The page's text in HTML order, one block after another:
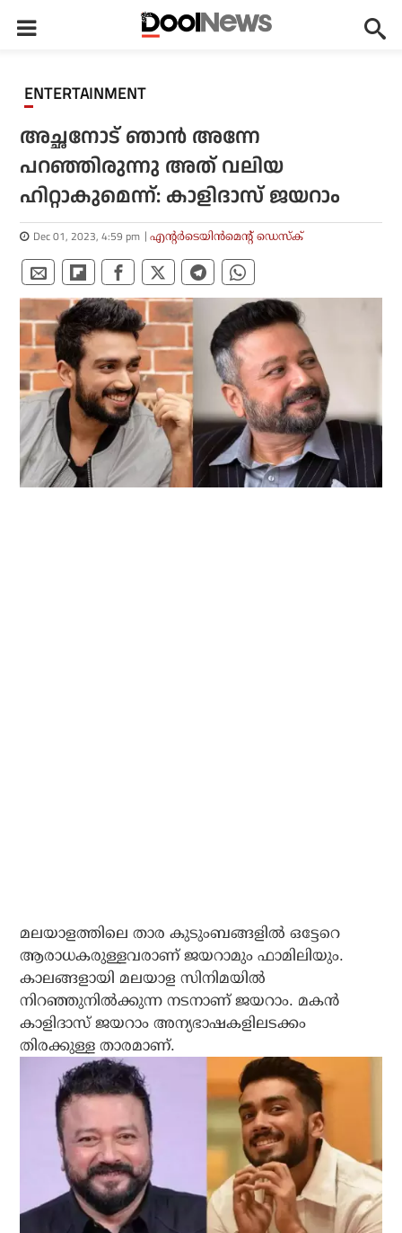
ENTERTAINMENT
അച്ഛനോട് ഞാൻ അന്നേ
പറഞ്ഞിരുന്നു അത് വലിയ
ഹിറ്റാകുമെന്ന്: കാളിദാസ് ജയറാം
Dec 01, 2023, 4:59 pm എന്റര്‍ടെയിന്‍മെന്റ് ഡെസ്‌ക്
മലയാളത്തിലെ താര കുടുംബങ്ങളിൽ ഒട്ടേറെ
ആരാധകരുള്ളവരാണ് ജയറാമും ഫാമിലിയും.
കാലങ്ങളായി മലയാള സിനിമയിൽ
നിറഞ്ഞുനിൽക്കുന്ന നടനാണ് ജയറാം. മകൻ
കാളിദാസ് ജയറാം അന്യഭാഷകളിലടക്കം
തിരക്കുള്ള താരമാണ്.